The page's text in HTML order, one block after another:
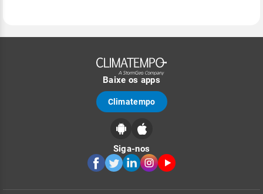
Baixe os apps
Climatempo
Siga-nos